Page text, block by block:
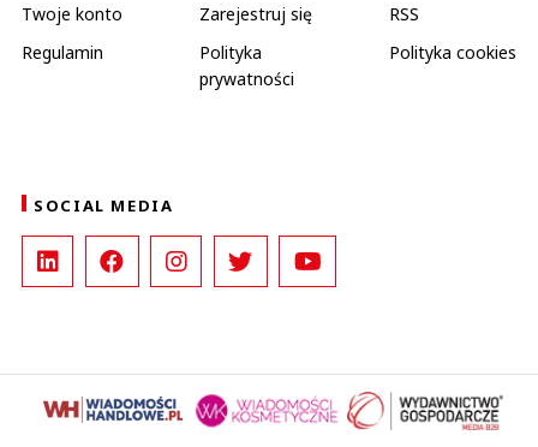
Twoje konto
Zarejestruj się
RSS
Regulamin
Polityka
prywatności
Polityka cookies
SOCIAL MEDIA